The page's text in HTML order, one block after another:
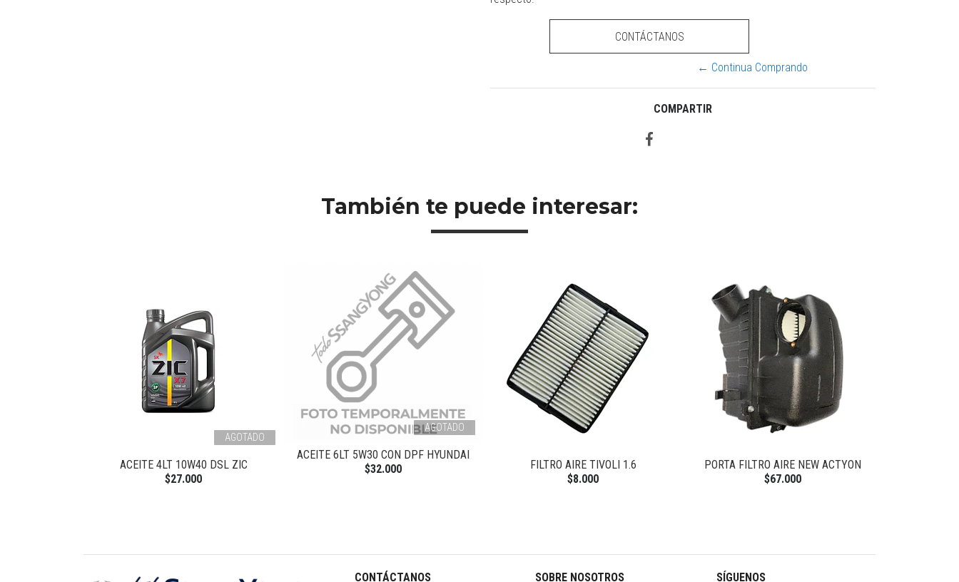
CONTÁCTANOS
← Continua Comprando
COMPARTIR
También te puede interesar:
AGOTADO
ACEITE 4LT 10W40 DSL ZIC
$27.000
AGOTADO
ACEITE 6LT 5W30 CON DPF HYUNDAI
$32.000
FILTRO AIRE TIVOLI 1.6
$8.000
PORTA FILTRO AIRE NEW ACTYON
$67.000
CONTÁCTANOS SOBRE NOSOTROS SÍGUENOS